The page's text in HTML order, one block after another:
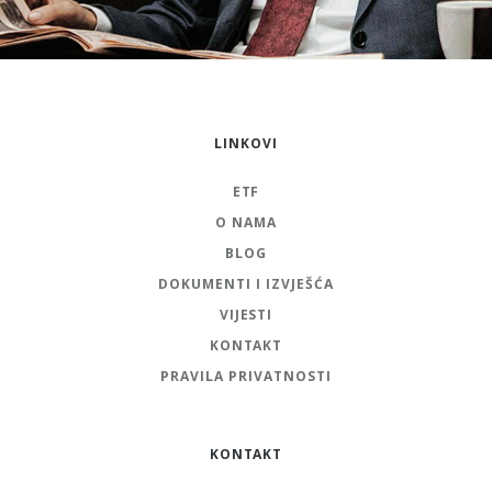
LINKOVI
ETF
O NAMA
BLOG
DOKUMENTI I IZVJEŠĆA
VIJESTI
KONTAKT
PRAVILA PRIVATNOSTI
KONTAKT